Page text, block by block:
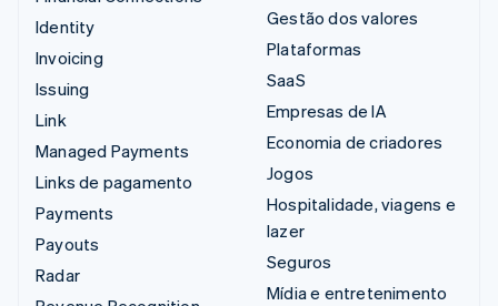
Identity
Invoicing
Issuing
Link
Managed Payments
Links de pagamento
Payments
Payouts
Radar
Gestão dos valores
Plataformas
SaaS
Empresas de IA
Economia de criadores
Jogos
Hospitalidade, viagens e
lazer
Seguros
Mídia e entretenimento